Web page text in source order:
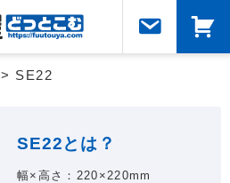
> SE22
SE22とは？
幅×高さ：220×220mm